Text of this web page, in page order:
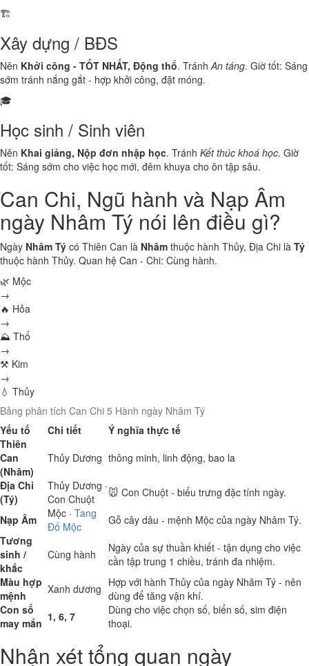
🏗️
Xây dựng / BĐS
Nên Khởi công - TỐT NHẤT, Động thổ. TránhAn táng. Giờ tốt: Sáng
sớm tránh nắng gắt - hợp khởi công, đặt móng.
🎓
Học sinh / Sinh viên
Nên Khai giảng, Nộp đơn nhập học. Tránh Kết thúc khoá học. Giờ
tốt: Sáng sớm cho việc học mới, đêm khuya cho ôn tập sâu.
Can Chi, Ngũ hành và Nạp Âm
ngày Nhâm Tý nói lên điều gì?
Ngày Nhâm Tý có Thiên Can là Nhâm thuộc hành Thủy, Địa Chi là Tý
thuộc hành Thủy. Quan hệ Can - Chi: Cùng hành.
🌿 Mộc
→
🔥 Hỏa
→
⛰ Thổ
→
⚒ Kim
→
💧 Thủy
Bảng phân tích Can Chi 5 Hành ngày Nhâm Tý
Yếu tố
Chi tiết
Ý nghĩa thực tế
Thiên
Can
(Nhâm)
Thủy Dương thông minh, linh động, bao la
Địa Chi
(Tý)
Thủy Dương ·
Con Chuột
🐭 Con Chuột - biểu trưng đặc tính ngày.
Nạp Âm
Mộc · Tang
Đố Mộc
Gỗ cây dâu - mệnh Mộc của ngày Nhâm Tý.
Tương
sinh /
khắc
Cùng hành
Ngày của sự thuần khiết - tận dụng cho việc
cần tập trung 1 chiều, tránh đa nhiệm.
Màu hợp
mệnh
Xanh dương Hợp với hành Thủy của ngày Nhâm Tý - nên
dùng để tăng vận khí.
Con số
may mắn 1, 6, 7
Dùng cho việc chọn số, biển số, sim điện
thoại.
Nhận xét tổng quan ngày